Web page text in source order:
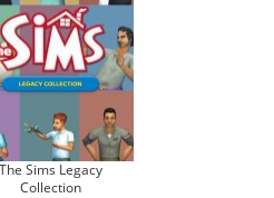
The Sims Legacy
Collection